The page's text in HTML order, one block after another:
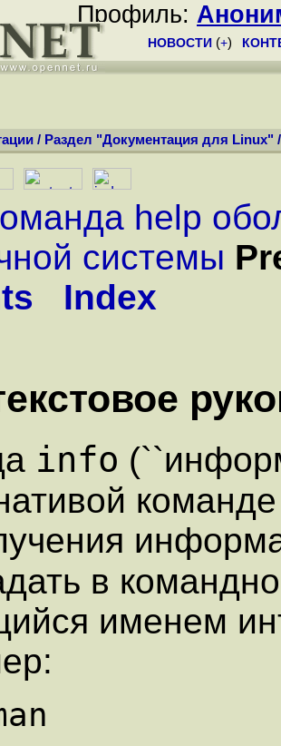
Профиль:
НОВОСТИ (+)
/ Раздел "Документация для Linux"
help
системы
Index
info
в
именем